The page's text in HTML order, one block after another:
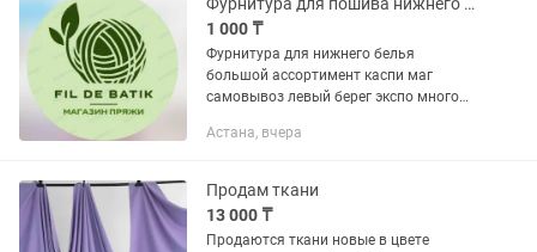
1 000 ₸
Фурнитура для нижнего белья
большой ассортимент каспи маг
самовывоз левый берег экспо много
отправка левый берег
Астана, вчера
Продам ткани
13 000 ₸
Продаются ткани новые в цвете